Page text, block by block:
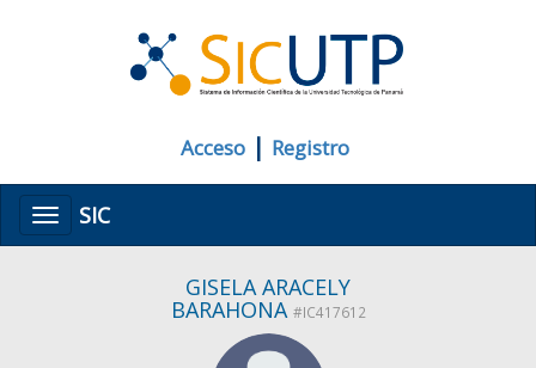
Acceso | Registro
MenúSIC
GISELA ARACELY
BARAHONA #IC417612